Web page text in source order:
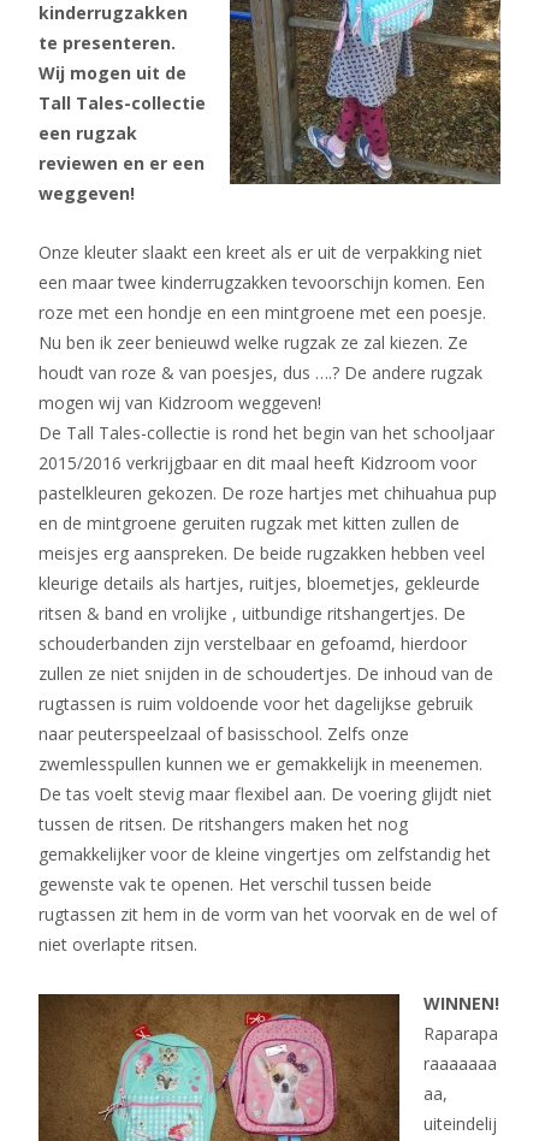
kinderrugzakken
te presenteren.
Wij mogen uit de
Tall Tales-collectie
een rugzak
reviewen en er een
weggeven!
Onze kleuter slaakt een kreet als er uit de verpakking niet
een maar twee kinderrugzakken tevoorschijn komen. Een
roze met een hondje en een mintgroene met een poesje.
Nu ben ik zeer benieuwd welke rugzak ze zal kiezen. Ze
houdt van roze & van poesjes, dus ….? De andere rugzak
mogen wij van Kidzroom weggeven!
De Tall Tales-collectie is rond het begin van het schooljaar
2015/2016 verkrijgbaar en dit maal heeft Kidzroom voor
pastelkleuren gekozen. De roze hartjes met chihuahua pup
en de mintgroene geruiten rugzak met kitten zullen de
meisjes erg aanspreken. De beide rugzakken hebben veel
kleurige details als hartjes, ruitjes, bloemetjes, gekleurde
ritsen & band en vrolijke , uitbundige ritshangertjes. De
schouderbanden zijn verstelbaar en gefoamd, hierdoor
zullen ze niet snijden in de schoudertjes. De inhoud van de
rugtassen is ruim voldoende voor het dagelijkse gebruik
naar peuterspeelzaal of basisschool. Zelfs onze
zwemlesspullen kunnen we er gemakkelijk in meenemen.
De tas voelt stevig maar flexibel aan. De voering glijdt niet
tussen de ritsen. De ritshangers maken het nog
gemakkelijker voor de kleine vingertjes om zelfstandig het
gewenste vak te openen. Het verschil tussen beide
rugtassen zit hem in de vorm van het voorvak en de wel of
niet overlapte ritsen.
WINNEN!
Raparapa
raaaaaaa
aa,
uiteindelij